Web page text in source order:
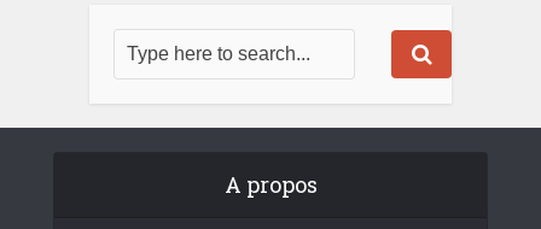
A propos